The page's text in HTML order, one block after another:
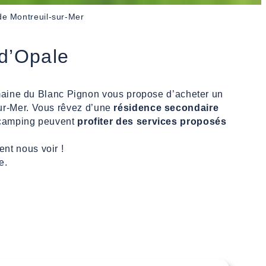
Montreuil-sur-Mer
du Blanc Pignon vous propose d’acheter un
Mer. Vous rêvez d’une résidence secondaire
peuvent profiter des services proposés
nous voir !